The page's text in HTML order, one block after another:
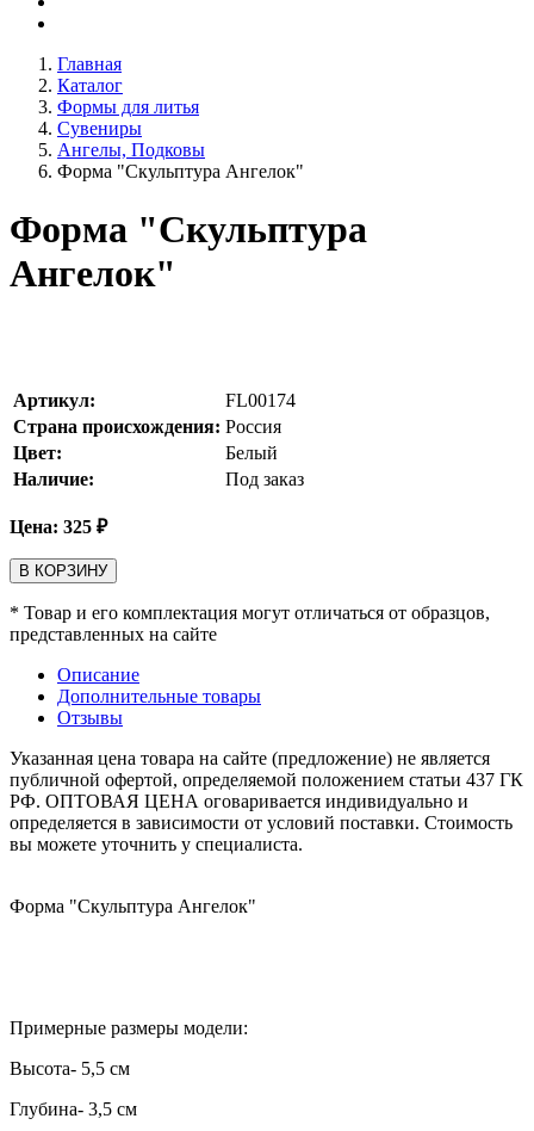
Главная
Каталог
Формы для литья
Сувениры
Ангелы, Подковы
Форма "Скульптура Ангелок"
Форма "Скульптура
Ангелок"
Артикул:
FL00174
Страна происхождения: Россия
Цвет:
Белый
Наличие:
Под заказ
Цена: 325 ₽
В КОРЗИНУ
* Товар и его комплектация могут отличаться от образцов,
представленных на сайте
Описание
Дополнительные товары
Отзывы
Указанная цена товара на сайте (предложение) не является
публичной офертой, определяемой положением статьи 437 ГК
РФ. ОПТОВАЯ ЦЕНА оговаривается индивидуально и
определяется в зависимости от условий поставки. Стоимость
вы можете уточнить у специалиста.
Форма "Скульптура Ангелок"
Примерные размеры модели:
Высота- 5,5 см
Глубина- 3,5 см